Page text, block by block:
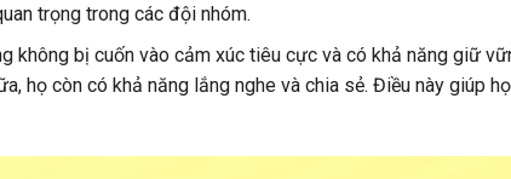
trọng trong các đội nhóm.
không bị cuốn vào cảm xúc tiêu cực và có khả năng giữ
họ còn có khả năng lắng nghe và chia sẻ. Điều này giúp